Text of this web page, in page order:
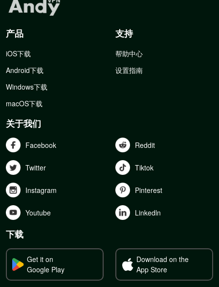
产品
iOS下载
Android下载
Windows下载
macOS下载
支持
帮助中心
设置指南
关于我们
Facebook Reddit
Twitter Tiktok
Instagram Pinterest
Youtube Linkedln
下载
Get it on
Google Play
Download on the
App Store